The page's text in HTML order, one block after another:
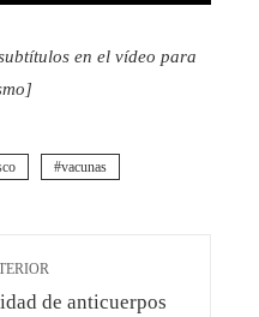
en el vídeo para
vacunas
de anticuerpos